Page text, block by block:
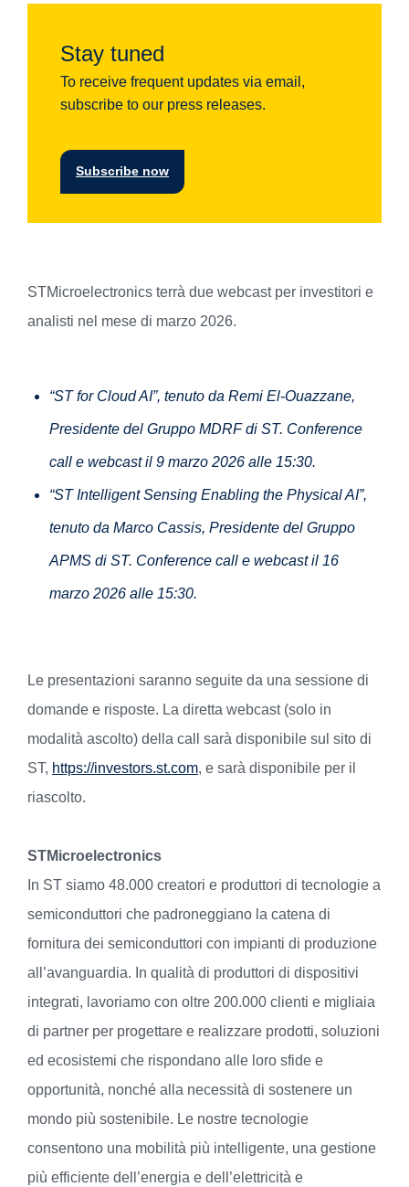
Stay tuned
To receive frequent updates via email,
subscribe to our press releases.
Subscribe now
STMicroelectronics terrà due webcast per investitori e
analisti nel mese di marzo 2026.
“ST for Cloud AI”, tenuto da Remi El-Ouazzane,
Presidente del Gruppo MDRF di ST. Conference
call e webcast il 9 marzo 2026 alle 15:30.
“ST Intelligent Sensing Enabling the Physical AI”,
tenuto da Marco Cassis, Presidente del Gruppo
APMS di ST. Conference call e webcast il 16
marzo 2026 alle 15:30.
Le presentazioni saranno seguite da una sessione di
domande e risposte. La diretta webcast (solo in
modalità ascolto) della call sarà disponibile sul sito di
ST, https://investors.st.com, e sarà disponibile per il
riascolto.
STMicroelectronics
In ST siamo 48.000 creatori e produttori di tecnologie a
semiconduttori che padroneggiano la catena di
fornitura dei semiconduttori con impianti di produzione
all’avanguardia. In qualità di produttori di dispositivi
integrati, lavoriamo con oltre 200.000 clienti e migliaia
di partner per progettare e realizzare prodotti, soluzioni
ed ecosistemi che rispondano alle loro sfide e
opportunità, nonché alla necessità di sostenere un
mondo più sostenibile. Le nostre tecnologie
consentono una mobilità più intelligente, una gestione
più efficiente dell’energia e dell’elettricità e